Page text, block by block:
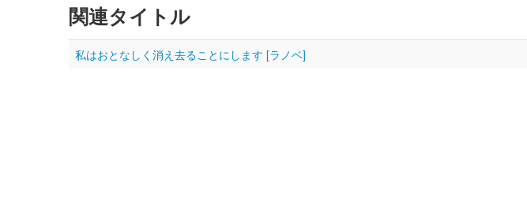
関連タイトル
私はおとなしく消え去ることにします [ラノベ]